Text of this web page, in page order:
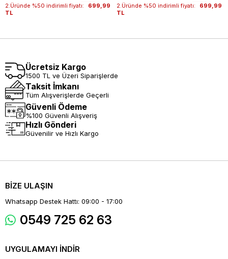
2.Üründe %50 indirimli fiyatı:
699,99
TL
2.Üründe %50 indirimli fiyatı:
699,99
TL
Ücretsiz Kargo
1500 TL ve Üzeri Siparişlerde
Taksit İmkanı
Tüm Alışverişlerde Geçerli
Güvenli Ödeme
%100 Güvenli Alışveriş
Hızlı Gönderi
Güvenilir ve Hızlı Kargo
BİZE ULAŞIN
Whatsapp Destek Hattı: 09:00 - 17:00
0549 725 62 63
UYGULAMAYI İNDİR